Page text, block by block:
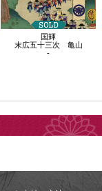
国輝
末広五十三次 亀山
-